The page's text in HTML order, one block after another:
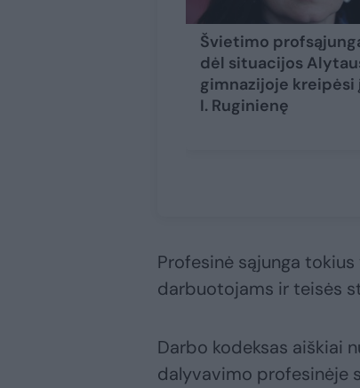
Švietimo
dėl situacijos
gimnazijoje kreipėsi
I. Ruginienę
Profesinė sąjunga
darbuotojams ir teisės
Darbo kodeksas aiškiai
dalyvavimo profesinėje